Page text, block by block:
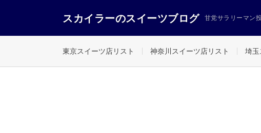
スカイラーのスイーツブログ 甘党サラリーマン
東京スイーツ店リスト 神奈川スイーツ店リスト 埼玉